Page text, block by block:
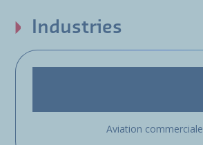
Industries
Aviation commerciale